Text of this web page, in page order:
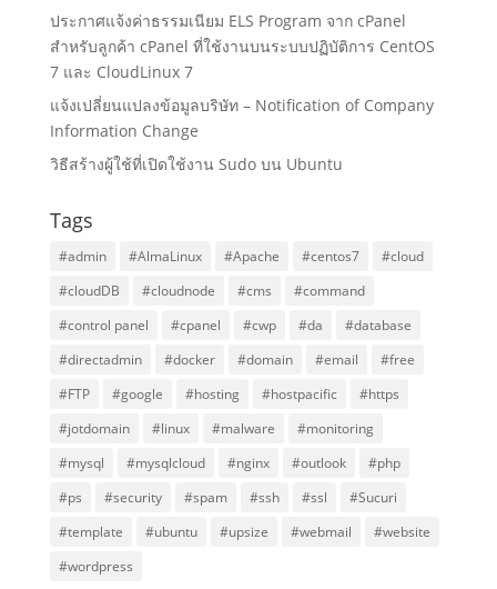
ประกาศแจ้งค่าธรรมเนียม ELS Program จาก cPanel
สำหรับลูกค้า cPanel ที่ใช้งานบนระบบปฏิบัติการ CentOS
7 และ CloudLinux 7
แจ้งเปลี่ยนแปลงข้อมูลบริษัท – Notification of Company
Information Change
วิธีสร้างผู้ใช้ที่เปิดใช้งาน Sudo บน Ubuntu
Tags
#admin #AlmaLinux #Apache #centos7
#cloud
#cloudDB
#cloudnode #cms
#command
#control panel
#cpanel #cwp #da
#database
#directadmin
#docker #domain #email
#free
#FTP
#google #hosting #hostpacific
#https
#jotdomain
#linux #malware
#monitoring
#mysql
#mysqlcloud #nginx #outlook
#php
#ps
#security #spam #ssh #ssl
#Sucuri
#template
#ubuntu #upsize #webmail
#website
#wordpress